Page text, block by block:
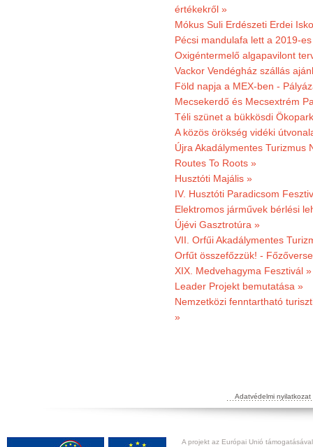
értékekről »
Mókus Suli Erdészeti Erdei
Pécsi mandulafa lett a 2019-
Oxigéntermelő algapavilont
Vackor Vendégház szállás
Föld napja a MEX-ben -
Mecsekerdő és Mecsextrém
Téli szünet a bükkösdi
A közös örökség vidéki
Újra Akadálymentes Turizmus
Routes To Roots »
Husztóti Majális »
IV. Husztóti Paradicsom
Elektromos járművek bérlési
Újévi Gasztrotúra »
VII. Orfűi Akadálymentes
Orfűt összefőzzük! -
XIX. Medvehagyma Fesztivál »
Leader Projekt bemutatása »
Nemzetközi fenntartható
»
Adatvédelmi nyilatkozat
A projekt az Európai Unió